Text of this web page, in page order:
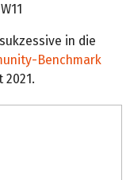
in die
Benchmark